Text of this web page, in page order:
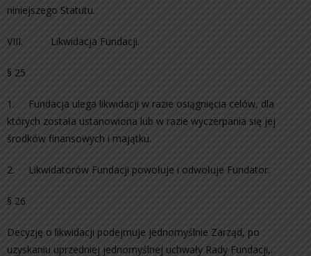
niniejszego Statutu.
VIII. Likwidacja Fundacji.
§ 25
1. Fundacja ulega likwidacji w razie osiągnięcia celów, dla
których została ustanowiona lub w razie wyczerpania się jej
środków finansowych i majątku.
2. Likwidatorów Fundacji powołuje i odwołuje Fundator.
§ 26
Decyzję o likwidacji podejmuje jednomyślnie Zarząd, po
uzyskaniu uprzedniej jednomyślnej uchwały Rady Fundacji,.